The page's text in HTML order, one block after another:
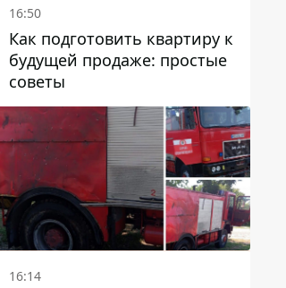
16:50
Как подготовить квартиру к
будущей продаже: простые
советы
16:14